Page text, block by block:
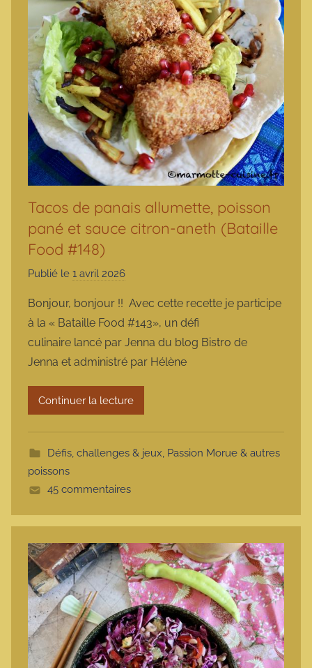
Tacos de panais allumette, poisson
pané et sauce citron-aneth (Bataille
Food #148)
Publié le 1 avril 2026
m
a
r
o
t
e
Bonjour, bonjour !! Avec cette recette je participe
à la « Bataille Food #143», un défi
culinaire lancé par Jenna du blog Bistro de
Jenna et administré par Hélène
Continuer la lecture
Défis, challenges & jeux, Passion Morue & autres
poissons
45 commentaires